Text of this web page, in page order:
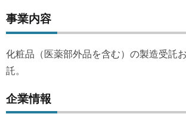
事業内容
化粧品（医薬部外品を含む）の製造受託
託。
企業情報